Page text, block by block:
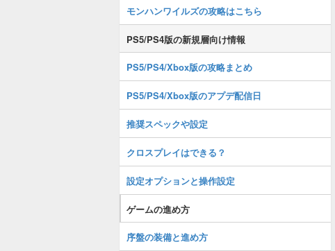
モンハンワイルズの攻略はこちら
PS5/PS4版の新規層向け情報
PS5/PS4/Xbox版の攻略まとめ
PS5/PS4/Xbox版のアプデ配信日
推奨スペックや設定
クロスプレイはできる？
設定オプションと操作設定
ゲームの進め方
序盤の装備と進め方